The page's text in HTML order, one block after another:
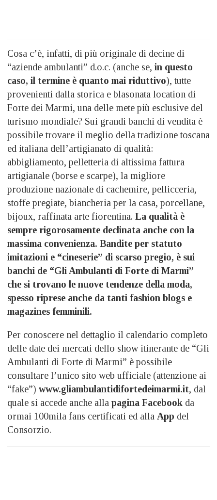
Cosa c’è, infatti, di più originale di decine di
“aziende ambulanti” d.o.c. (anche se, in questo
caso, il termine è quanto mai riduttivo), tutte
provenienti dalla storica e blasonata location di
Forte dei Marmi, una delle mete più esclusive del
turismo mondiale? Sui grandi banchi di vendita è
possibile trovare il meglio della tradizione toscana
ed italiana dell’artigianato di qualità:
abbigliamento, pelletteria di altissima fattura
artigianale (borse e scarpe), la migliore
produzione nazionale di cachemire, pellicceria,
stoffe pregiate, biancheria per la casa, porcellane,
bijoux, raffinata arte fiorentina. La qualità è
sempre rigorosamente declinata anche con la
massima convenienza. Bandite per statuto
imitazioni e “cineserie” di scarso pregio, è sui
banchi de “Gli Ambulanti di Forte di Marmi”
che si trovano le nuove tendenze della moda,
spesso riprese anche da tanti fashion blogs e
magazines femminili.
Per conoscere nel dettaglio il calendario completo
delle date dei mercati dello show itinerante de “Gli
Ambulanti di Forte di Marmi” è possibile
consultare l’unico sito web ufficiale (attenzione ai
“fake”) www.gliambulantidifortedeimarmi.it, dal
quale si accede anche alla pagina Facebook da
ormai 100mila fans certificati ed alla App del
Consorzio.